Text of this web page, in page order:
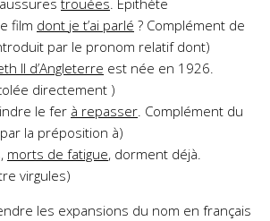
film dont je t’ai parlé ? Complément de
par le pronom relatif dont)
II d’Angleterre est née en 1926.
directement )
le fer à repasser . Complément du
la préposition à)
morts de fatigue, dorment déjà.
virgules)
les expansions du nom en français